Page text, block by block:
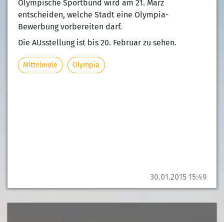
30.01.2015 15:49
Olympische Sportbund wird am 21. März
entscheiden, welche Stadt eine Olympia-
Bewerbung vorbereiten darf.
Die AUsstellung ist bis 20. Februar zu sehen.
Mittelmole Olympia